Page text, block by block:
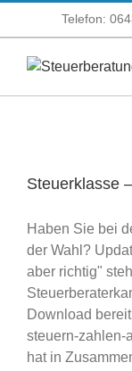
Telefon:
Steuerklasse
Haben Sie bei
der Wahl?
aber richtig"
Download
steuern-zahlen-
hat in